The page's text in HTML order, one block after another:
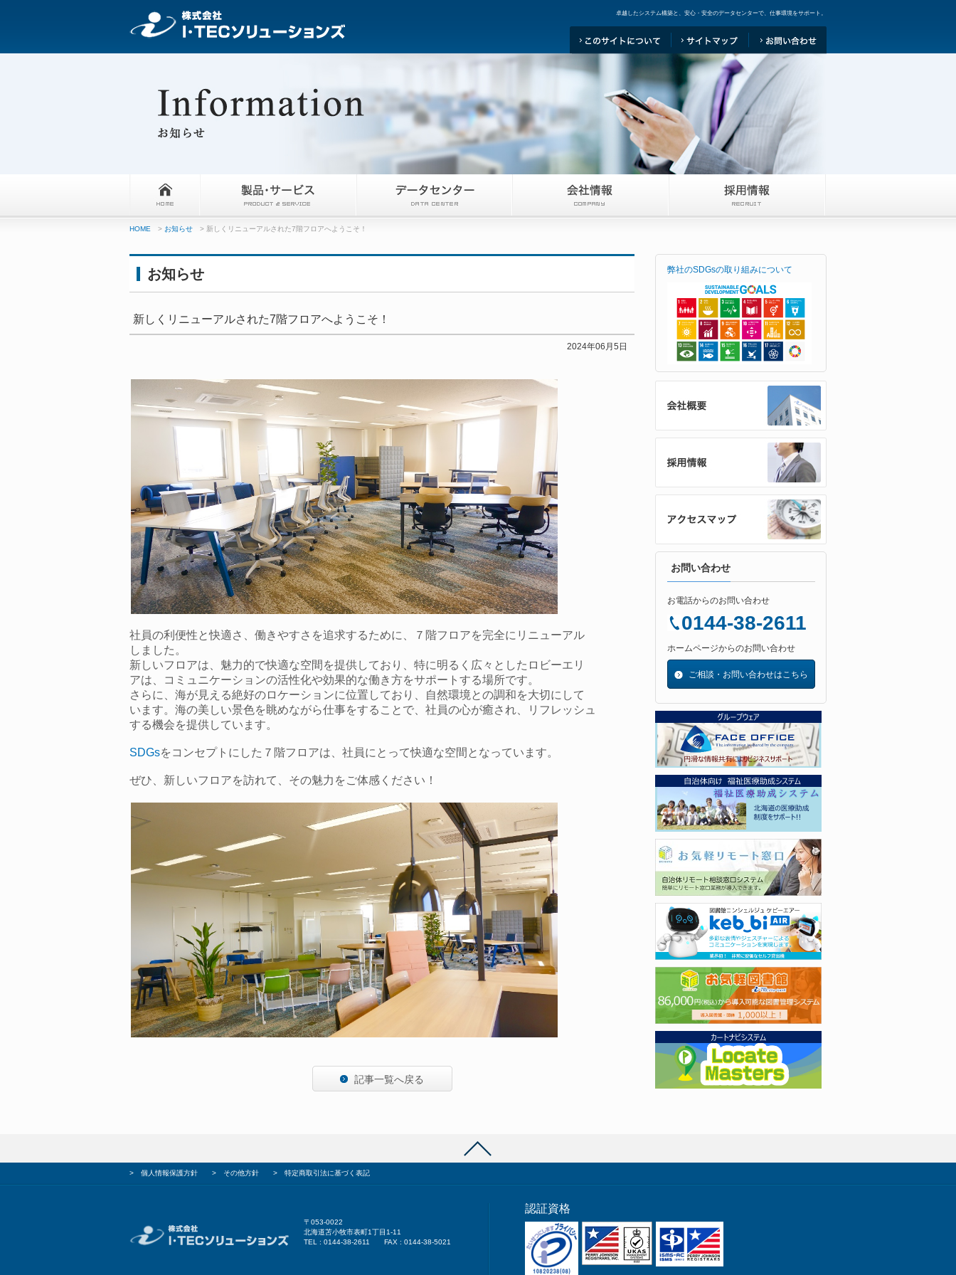
卓越したシステム構築と、安心・安全のデータセンターで、仕事環境をサポート。
HOME > お知らせ > 新しくリニューアルされた7階フロアへようこそ！
お知らせ
新しくリニューアルされた7階フロアへようこそ！
2024年06月5日
社員の利便性と快適さ、働きやすさを追求するために、７階フロアを完全にリニューアル
しました。
新しいフロアは、魅力的で快適な空間を提供しており、特に明るく広々としたロビーエリ
アは、コミュニケーションの活性化や効果的な働き方をサポートする場所です。
さらに、海が見える絶好のロケーションに位置しており、自然環境との調和を大切にして
います。海の美しい景色を眺めながら仕事をすることで、社員の心が癒され、リフレッシュ
する機会を提供しています。
SDGsをコンセプトにした７階フロアは、社員にとって快適な空間となっています。
ぜひ、新しいフロアを訪れて、その魅力をご体感ください！
記事一覧へ戻る
弊社のSDGsの取り組みについて
お問い合わせ
お電話からのお問い合わせ
0144-38-2611
ホームページからのお問い合わせ
ご相談・お問い合わせはこちら
> 個人情報保護方針 > その他方針 > 特定商取引法に基づく表記
〒053-0022
北海道苫小牧市表町1丁目1-11
TEL : 0144-38-2611 FAX : 0144-38-5021
認証資格